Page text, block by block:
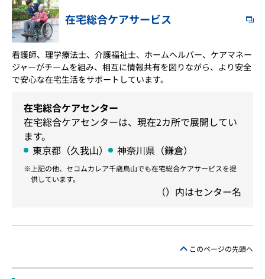
在宅総合ケアサービス
看護師、理学療法士、介護福祉士、ホームヘルパー、ケアマネー
ジャーがチームを組み、相互に情報共有を図りながら、より安全
で安心な在宅生活をサポートしています。
在宅総合ケアセンター
在宅総合ケアセンターは、現在2カ所で展開してい
ます。
東京都（久我山）
神奈川県（鎌倉）
上記の他、セコムカレア千歳烏山でも在宅総合ケアサービスを提
供しています。
（）内はセンター名
このページの先頭へ